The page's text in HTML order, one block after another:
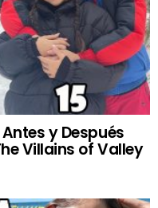
y Después
Villains of Valley